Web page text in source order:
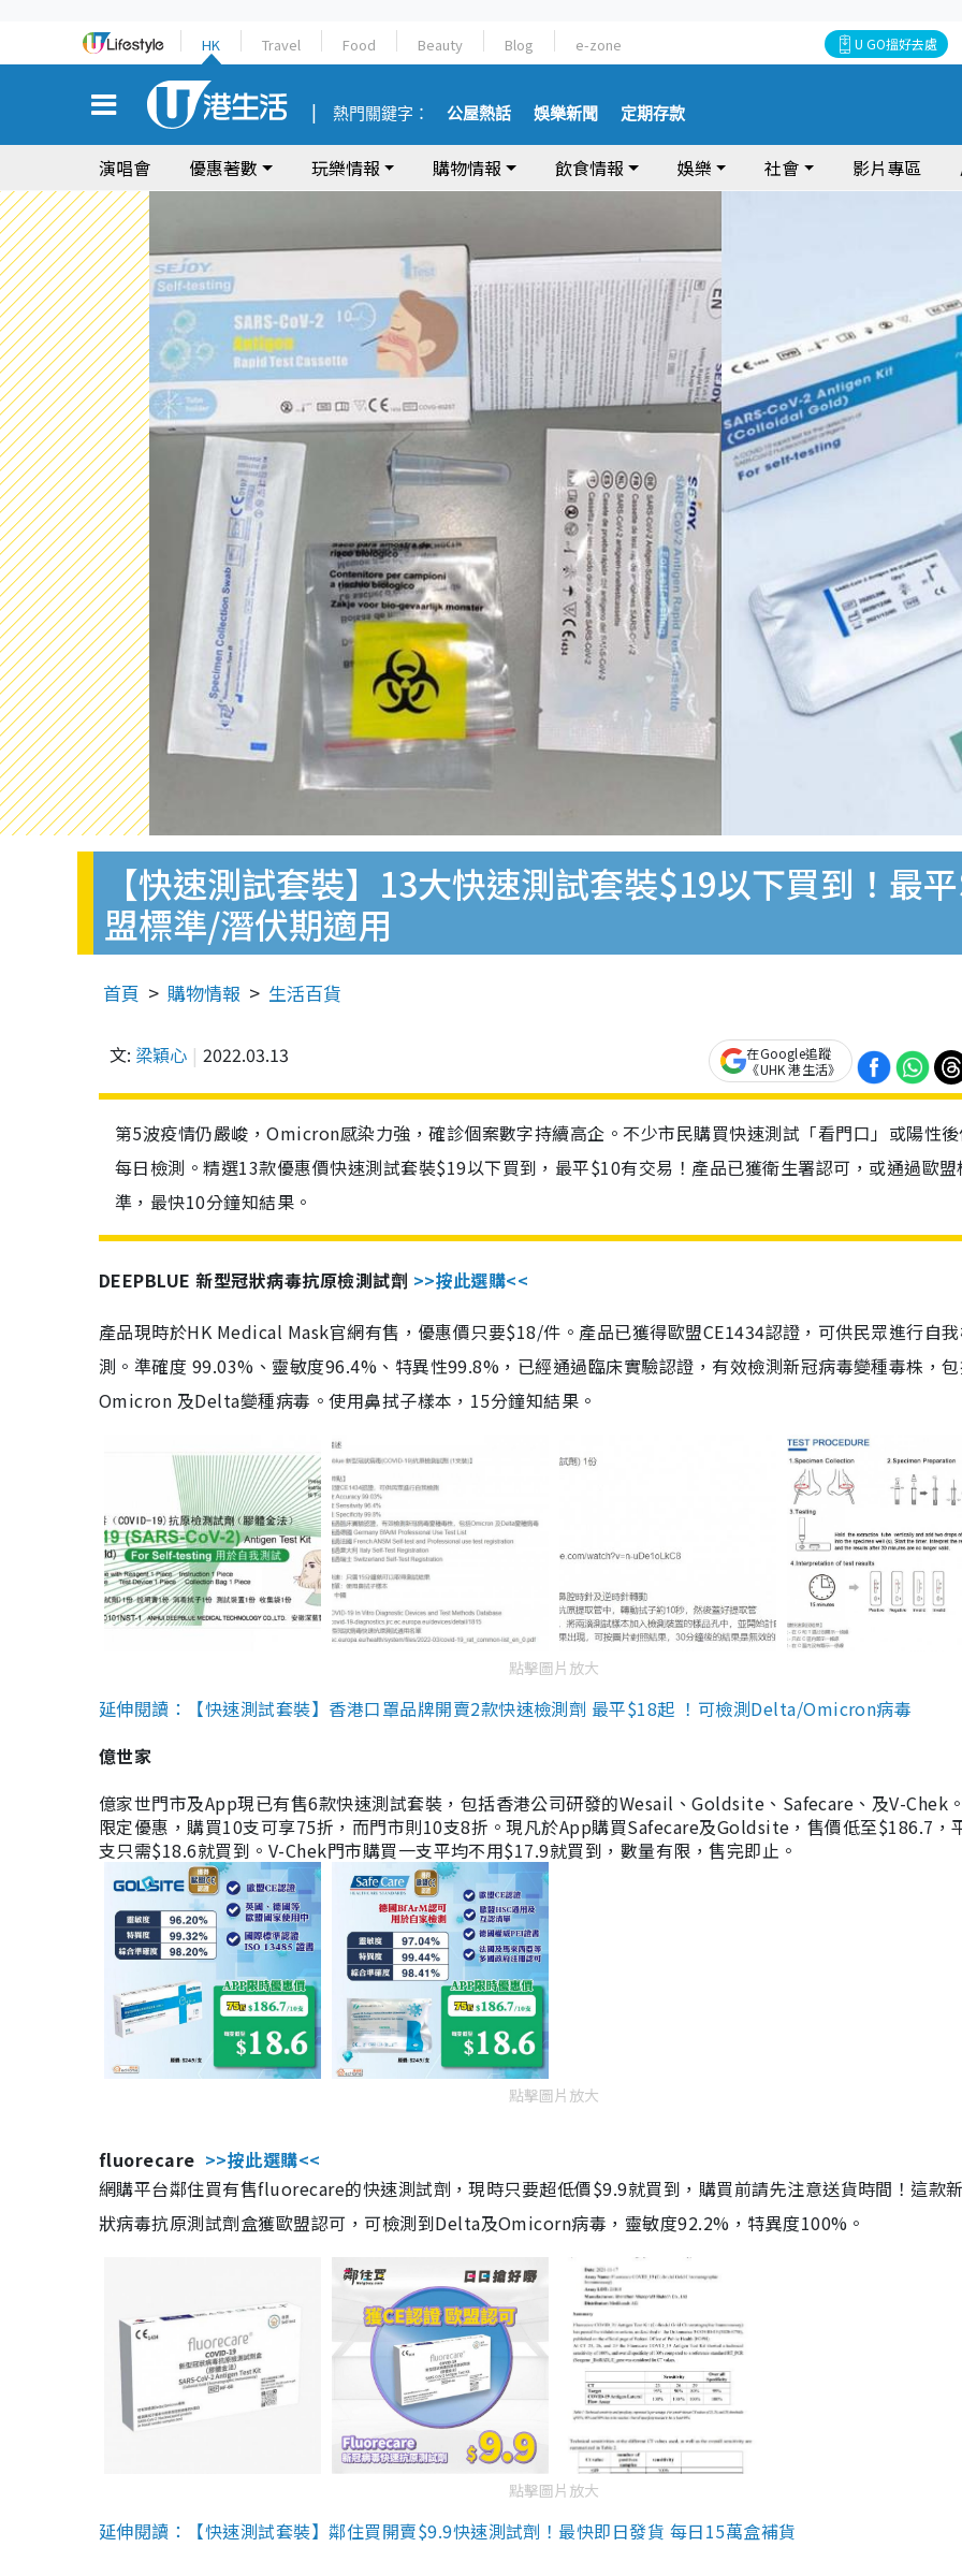
HK Travel Food Beauty Blog e-zone U GO搵好去處
熱門關鍵字： 公屋熱話 娛樂新聞 定期存款
演唱會 優惠著數 玩樂情報 購物情報 飲食情報 娛樂 社會 影片專區
【快速測試套裝】13大快速測試套裝$19以下買到！最
盟標準/潛伏期適用
首頁 購物情報 生活百貨
文: 梁穎心 2022.03.13
在Google追蹤
《UHK 港生活》
第5波疫情仍嚴峻，Omicron感染力強，確診個案數字持續高企。不少市民購買快速測試「看門口」或陽性
每日檢測。精選13款優惠價快速測試套裝$19以下買到，最平$10有交易！產品已獲衛生署認可，或通過歐盟
準，最快10分鐘知結果。
DEEPBLUE 新型冠狀病毒抗原檢測試劑 >>按此選購<<
產品現時於HK Medical Mask官網有售，優惠價只要$18/件。產品已獲得歐盟CE1434認證，可供民眾進行自
測。準確度 99.03%、靈敏度96.4%、特異性99.8%，已經通過臨床實驗認證，有效檢測新冠病毒變種毒株，
Omicron 及Delta變種病毒。使用鼻拭子樣本，15分鐘知結果。
點擊圖片放大
延伸閱讀：【快速測試套裝】香港口罩品牌開賣2款快速檢測劑 最平$18起 ！可檢測Delta/Omicron病毒
億世家
億家世門市及App現已有售6款快速測試套裝，包括香港公司研發的Wesail、Goldsite、Safecare、及V-Chek
限定優惠，購買10支可享75折，而門市則10支8折。現凡於App購買Safecare及Goldsite，售價低至$186.7，
支只需$18.6就買到。V-Chek門市購買一支平均不用$17.9就買到，數量有限，售完即止。
點擊圖片放大
fluorecare >>按此選購<<
網購平台鄰住買有售fluorecare的快速測試劑，現時只要超低價$9.9就買到，購買前請先注意送貨時間！這款
狀病毒抗原測試劑盒獲歐盟認可，可檢測到Delta及Omicorn病毒，靈敏度92.2%，特異度100%。
點擊圖片放大
延伸閱讀：【快速測試套裝】鄰住買開賣$9.9快速測試劑！最快即日發貨 每日15萬盒補貨